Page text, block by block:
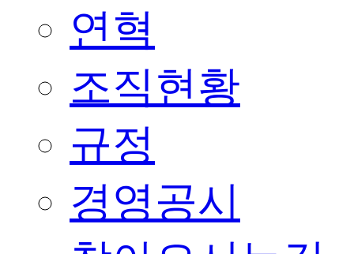
연혁
조직현황
규정
경영공시